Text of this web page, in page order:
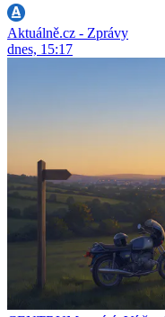
Aktuálně.cz - Zprávy
dnes, 15:17